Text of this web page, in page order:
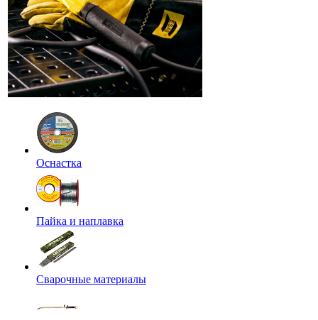
Оснастка
Пайка и наплавка
Сварочные материалы